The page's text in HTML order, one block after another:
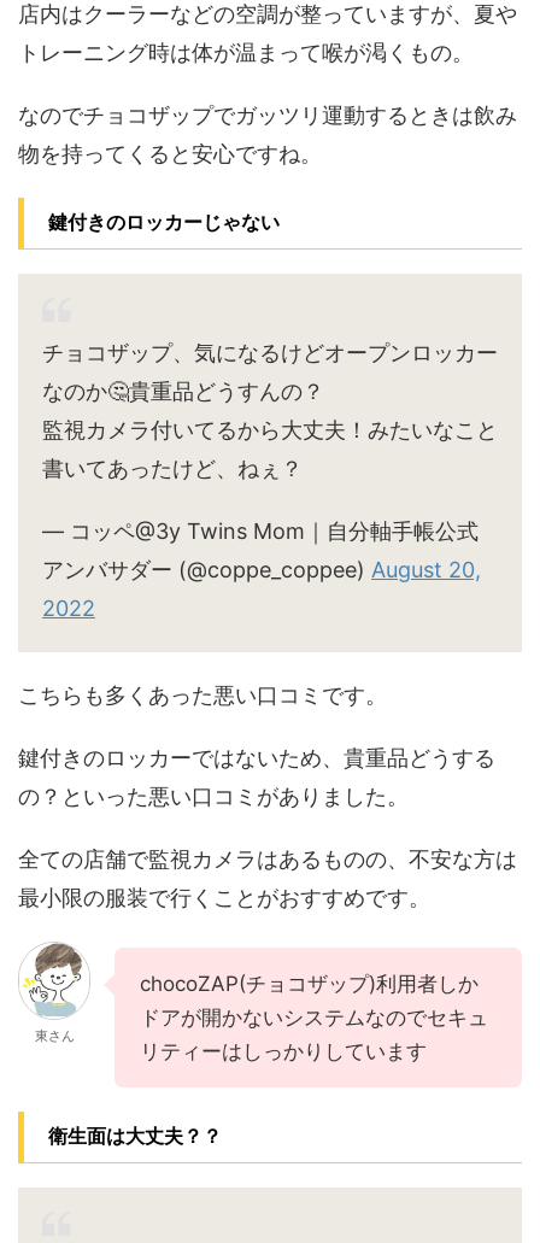
店内はクーラーなどの空調が整っていますが、夏や
トレーニング時は体が温まって喉が渇くもの。
なのでチョコザップでガッツリ運動するときは飲み
物を持ってくると安心ですね。
鍵付きのロッカーじゃない
チョコザップ、気になるけどオープンロッカー
なのか🤔貴重品どうすんの？
監視カメラ付いてるから大丈夫！みたいなこと
書いてあったけど、ねぇ？
— コッペ@3y Twins Mom｜自分軸手帳公式
アンバサダー (@coppe_coppee) August 20,
2022
こちらも多くあった悪い口コミです。
鍵付きのロッカーではないため、貴重品どうする
の？といった悪い口コミがありました。
全ての店舗で監視カメラはあるものの、不安な方は
最小限の服装で行くことがおすすめです。
東さん
chocoZAP(チョコザップ)利用者しか
ドアが開かないシステムなのでセキュ
リティーはしっかりしています
衛生面は大丈夫？？